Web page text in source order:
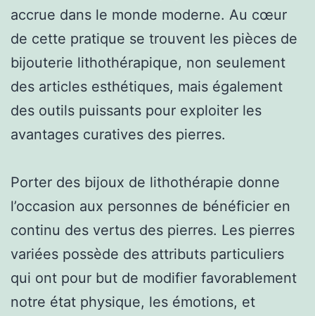
accrue dans le monde moderne. Au cœur
de cette pratique se trouvent les pièces de
bijouterie lithothérapique, non seulement
des articles esthétiques, mais également
des outils puissants pour exploiter les
avantages curatives des pierres.
Porter des bijoux de lithothérapie donne
l’occasion aux personnes de bénéficier en
continu des vertus des pierres. Les pierres
variées possède des attributs particuliers
qui ont pour but de modifier favorablement
notre état physique, les émotions, et